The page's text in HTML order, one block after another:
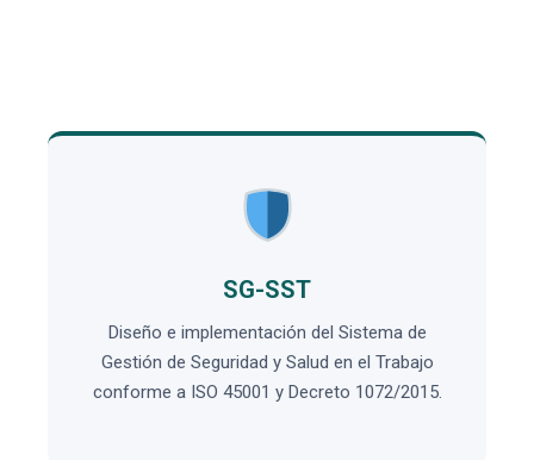
SG-SST
Diseño e implementación del Sistema de
Gestión de Seguridad y Salud en el Trabajo
conforme a ISO 45001 y Decreto 1072/2015.